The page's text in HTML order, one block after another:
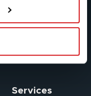
Revêtements
Services